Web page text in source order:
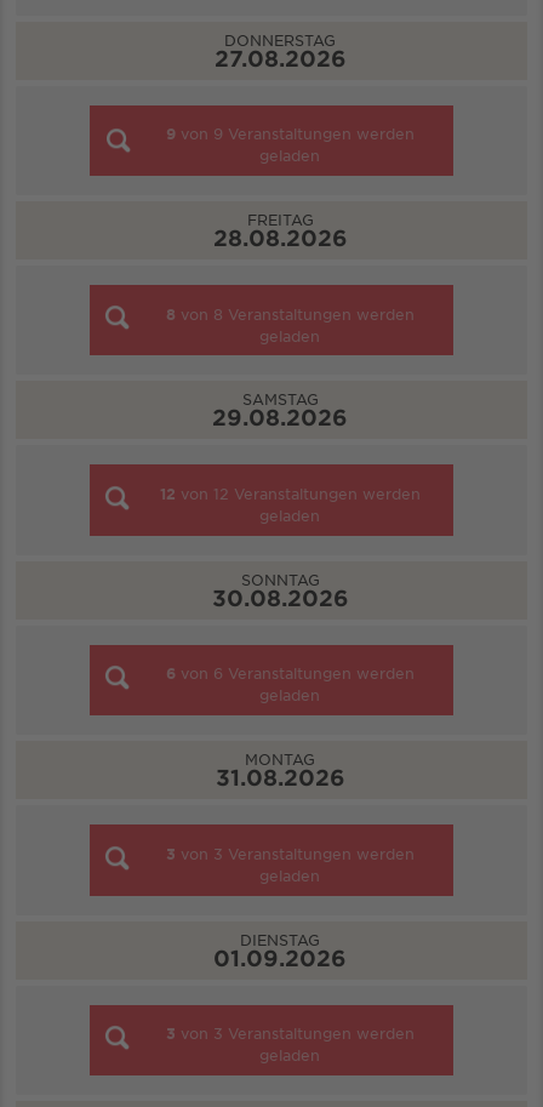
DONNERSTAG
27.08.2026
9 von 9 Veranstaltungen werden
geladen
FREITAG
28.08.2026
8 von 8 Veranstaltungen werden
geladen
SAMSTAG
29.08.2026
12 von 12 Veranstaltungen werden
geladen
SONNTAG
30.08.2026
6 von 6 Veranstaltungen werden
geladen
MONTAG
31.08.2026
3 von 3 Veranstaltungen werden
geladen
DIENSTAG
01.09.2026
3 von 3 Veranstaltungen werden
geladen